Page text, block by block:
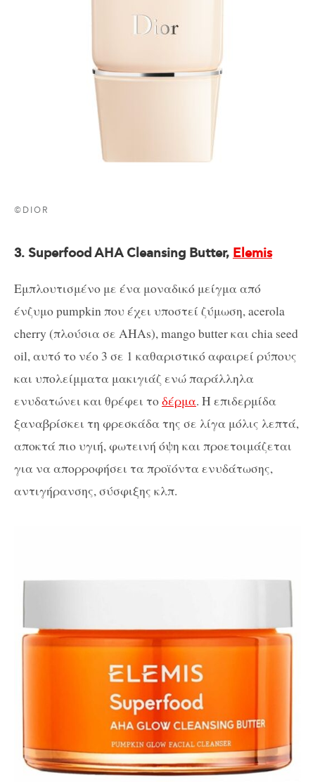
©DIOR
3. SuperfoodAHA Cleansing Butter, Elemis
Εμπλουτισμένο με ένα μοναδικό μείγμα από
ένζυμο pumpkin που έχει υποστεί ζύμωση, acerola
cherry (πλούσια σε AHAs), mango butter και chia seed
oil, αυτό το νέο 3 σε 1 καθαριστικό αφαιρεί ρύπους
και υπολείμματα μακιγιάζ ενώ παράλληλα
ενυδατώνει και θρέφει τοδέρμα. Η επιδερμίδα
ξαναβρίσκει τη φρεσκάδα της σε λίγα μόλις λεπτά,
αποκτά πιο υγιή, φωτεινή όψη και προετοιμάζεται
για να απορροφήσει τα προϊόντα ενυδάτωσης,
αντιγήρανσης, σύσφιξης κλπ.